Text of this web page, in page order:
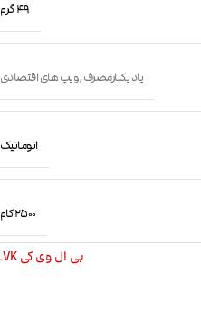
49 گرم
پاد یکبارمصرف,ویپ های اقتصادی
اتوماتیک
2500 کام
بی ال وی کی BLVK